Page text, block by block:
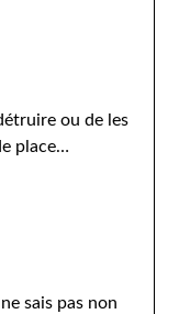
ou de les
place…
sais pas non